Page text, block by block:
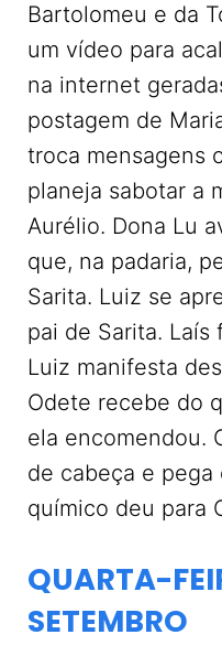
Bartolomeu e da
um vídeo para
na internet
postagem de
troca mensagens
planeja sabotar a
Aurélio. Dona Lu
que, na padaria,
Sarita. Luiz se
pai de Sarita.
Luiz manifesta
Odete recebe do
ela encomendou.
de cabeça e
químico deu para
QUARTA-
SETEMBRO